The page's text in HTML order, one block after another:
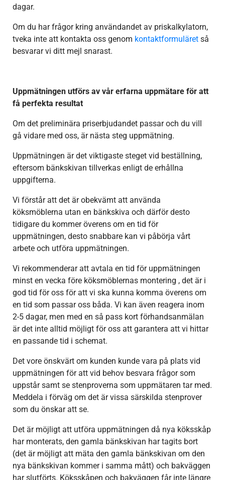
dagar.
Om du har frågor kring användandet av priskalkylatorn,
tveka inte att kontakta oss genom kontaktformuläret så
besvarar vi ditt mejl snarast.
Uppmätningen utförs av vår erfarna uppmätare för att
få perfekta resultat
Om det preliminära priserbjudandet passar och du vill
gå vidare med oss, är nästa steg uppmätning.
Uppmätningen är det viktigaste steget vid beställning,
eftersom bänkskivan tillverkas enligt de erhållna
uppgifterna.
Vi förstår att det är obekvämt att använda
köksmöblerna utan en bänkskiva och därför desto
tidigare du kommer överens om en tid för
uppmätningen, desto snabbare kan vi påbörja vårt
arbete och utföra uppmätningen.
Vi rekommenderar att avtala en tid för uppmätningen
minst en vecka före köksmöblernas montering , det är i
god tid för oss för att vi ska kunna komma överens om
en tid som passar oss båda. Vi kan även reagera inom
2-5 dagar, men med en så pass kort förhandsanmälan
är det inte alltid möjligt för oss att garantera att vi hittar
en passande tid i schemat.
Det vore önskvärt om kunden kunde vara på plats vid
uppmätningen för att vid behov besvara frågor som
uppstår samt se stenproverna som uppmätaren tar med.
Meddela i förväg om det är vissa särskilda stenprover
som du önskar att se.
Det är möjligt att utföra uppmätningen då nya köksskåp
har monterats, den gamla bänkskivan har tagits bort
(det är möjligt att mäta den gamla bänkskivan om den
nya bänkskivan kommer i samma mått) och bakväggen
har slutförts. Köksskåpen och bakväggen får inte längre